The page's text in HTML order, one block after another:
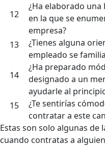
12
¿Ha elaborado
en la que se
empresa?
13
¿Tienes alguna
empleado se
14
¿Ha preparado
designado a un
ayudarle al
15
¿Te sentirías
contratar a este
Estas son solo algunas de
cuando contratas a